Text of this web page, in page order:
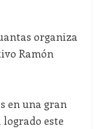
organiza
Ramón
en una gran
este